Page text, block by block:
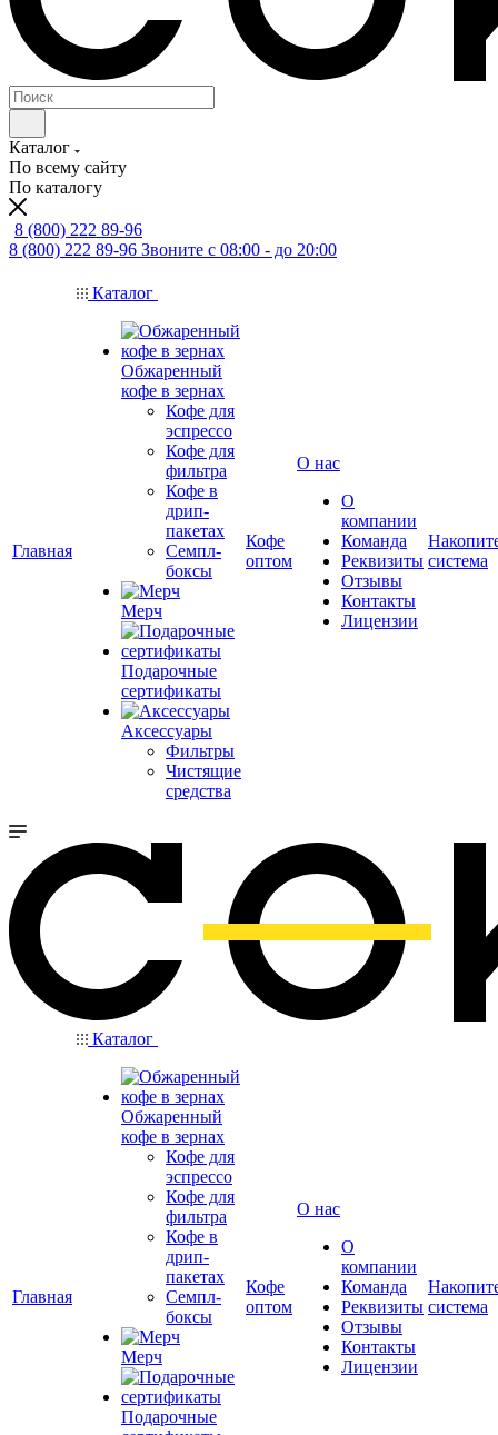
Каталог
По всему сайту
По каталогу
8 (800) 222 89-96
8 (800) 222 89-96 Звоните с 08:00 - до 20:00
Главная
Каталог
Обжаренный
кофе в зернах
Кофе для
эспрессо
Кофе для
фильтра
Кофе в
дрип-
пакетах
Семпл-
боксы
Мерч
Подарочные
сертификаты
Аксессуары
Фильтры
Чистящие
средства
Кофе
оптом
О нас
О
компании
Команда
Реквизиты
Отзывы
Контакты
Лицензии
система
Главная
Каталог
Обжаренный
кофе в зернах
Кофе для
эспрессо
Кофе для
фильтра
Кофе в
дрип-
пакетах
Семпл-
боксы
Мерч
Подарочные
Кофе
оптом
О нас
О
компании
Команда
Реквизиты
Отзывы
Контакты
Лицензии
система